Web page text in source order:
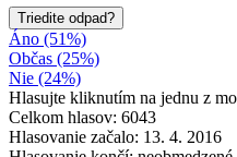
Triedite odpad?
Áno (51%)
Občas (25%)
Nie (24%)
Hlasujte kliknutím na jednu z
Celkom hlasov: 6043
Hlasovanie začalo: 13. 4. 2016